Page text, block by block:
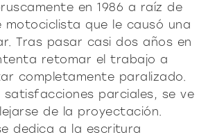
en 1986 a raíz de
motociclista que le causó una
Tras pasar casi dos años en
retomar el trabajo a
completamente paralizado.
satisfacciones parciales, se ve
de la proyectación.
dedica a la escritura